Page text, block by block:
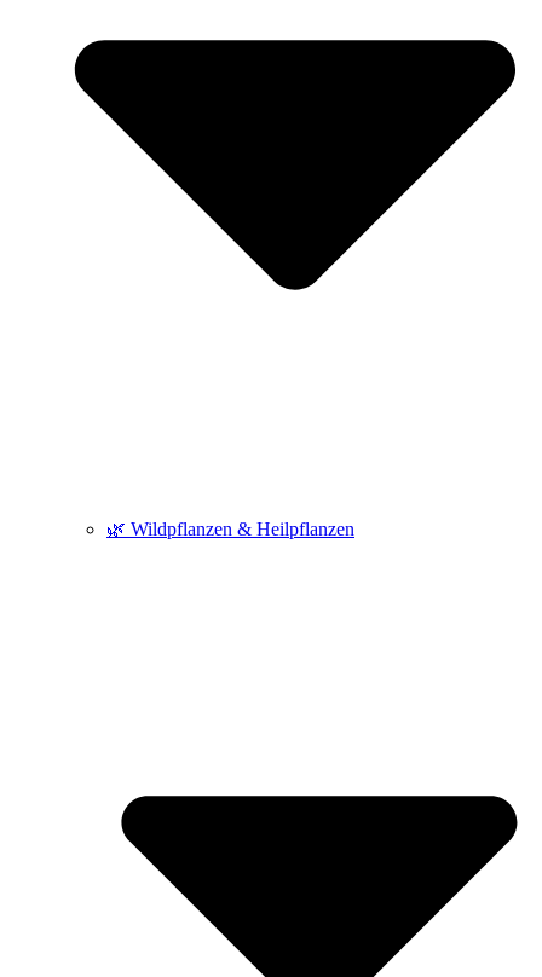
🌿 Wildpflanzen & Heilpflanzen